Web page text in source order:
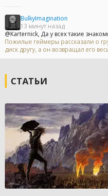
BulkyImagination
13 минут назад
@Karternick, Да у всех такие
Пожилые геймеры рассказали о
диск другу, а он возвращал его
СТАТЬИ